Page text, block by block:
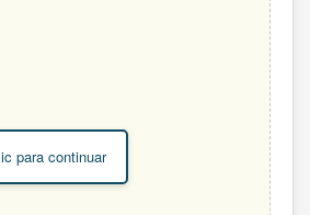
para continuar